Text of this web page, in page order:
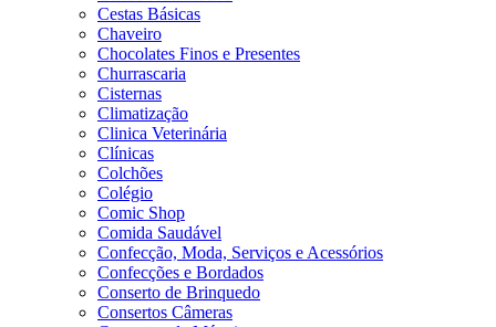
Cestas Básicas
Chaveiro
Chocolates Finos e Presentes
Churrascaria
Cisternas
Climatização
Clinica Veterinária
Clínicas
Colchões
Colégio
Comic Shop
Comida Saudável
Confecção, Moda, Serviços e Acessórios
Confecções e Bordados
Conserto de Brinquedo
Consertos Câmeras